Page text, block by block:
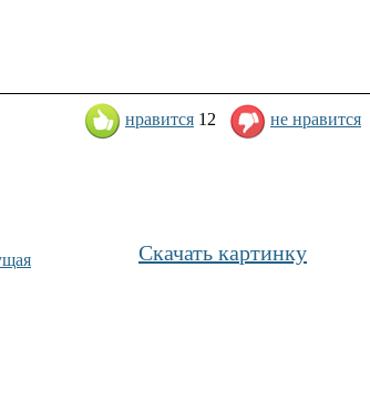
нравится 12 не нравится
Скачать картинку